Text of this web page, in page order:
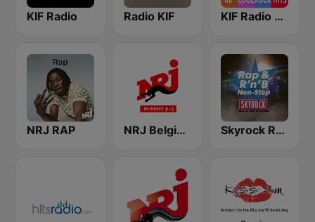
KIF Radio Radio KIF KIF Radio Cool
NRJ RAP NRJ Belgique Skyrock Rap & RnB Non-Stop